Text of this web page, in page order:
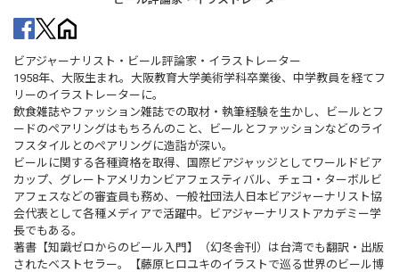
ビアジャーナリスト・ビール評論家・イラストレーター
1958年、大阪生まれ。大阪教育大学美術学科卒業後、中学教員を経てフ
リーのイラストレーターに。
飲食雑誌やファッション雑誌での取材・執筆経験を生かし、ビールとフ
ードのペアリングはもちろんのこと、ビールとファッションなどのライ
フスタイルとのペアリングに造詣が深い。
ビールに関する各種資格を取得、国際ビアジャッジとしてワールドビア
カップ、グレートアメリカンビアフェスティバル、チェコ・ターボルビ
アフェスなどの審査員も務め、一般社団法人日本ビアジャーナリスト協
会代表として各種メディアで活躍中。ビアジャーナリストアカデミー学
長でもある。
著書【知識ゼロからのビール入門】（幻冬舎刊）は台湾でも翻訳・出版
されたベストセラー。【藤原ヒロユキのイラストで巡る世界のビール博